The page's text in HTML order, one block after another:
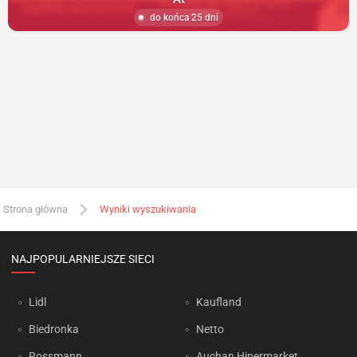
do końca 25 dni
Strona główna Wyniki wyszukiwania
NAJPOPULARNIEJSZE SIECI
Lidl
Biedronka
Kaufland
Netto